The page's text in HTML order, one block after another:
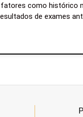
fatores como histórico
de exames